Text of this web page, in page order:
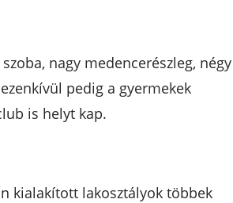
nagy medencerészleg, négy
pedig a gyermekek
is helyt kap.
kialakított lakosztályok többek